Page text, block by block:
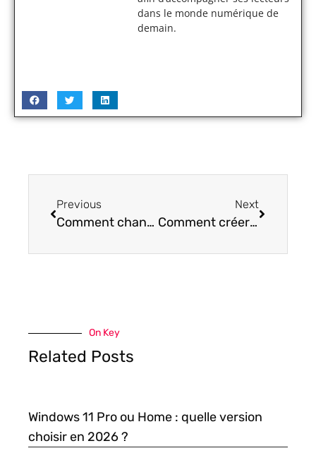
dans le monde numérique de
demain.
Previous
Comment changer le fuseau horaire sur votre système Ubuntu ?
Next
Comment créer une chaîne sur IGTV depuis une application ou un site Web ?
On Key
Related Posts
Windows 11 Pro ou Home : quelle version
choisir en 2026 ?